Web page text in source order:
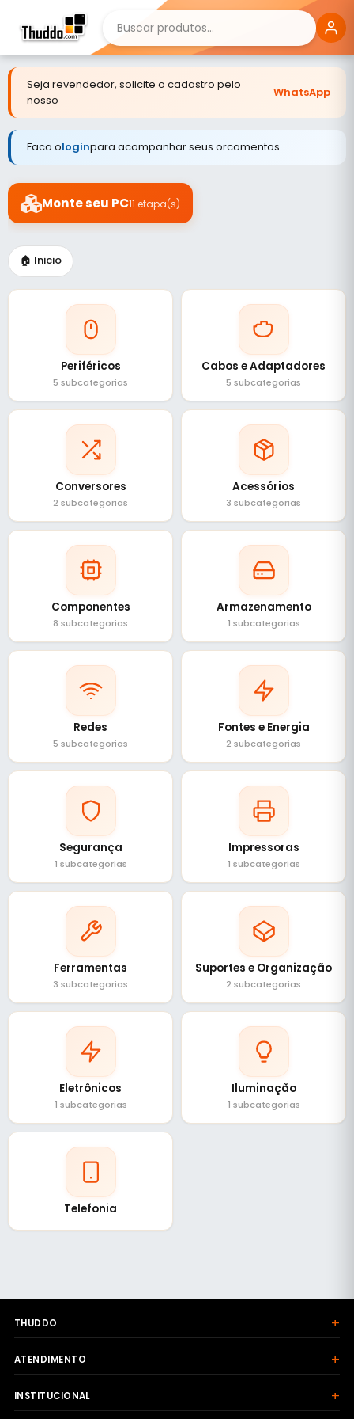
Seja revendedor, solicite o cadastro pelo
nosso
WhatsApp
Faca ologinpara acompanhar seus orcamentos
Monte seu PC11 etapa(s)
🏠 Inicio
Periféricos
5 subcategorias
Cabos e Adaptadores
5 subcategorias
Conversores
2 subcategorias
Acessórios
3 subcategorias
Componentes
8 subcategorias
Armazenamento
1 subcategorias
Redes
5 subcategorias
Fontes e Energia
2 subcategorias
Segurança
1 subcategorias
Impressoras
1 subcategorias
Ferramentas
3 subcategorias
Suportes e Organização
2 subcategorias
Eletrônicos
1 subcategorias
Iluminação
1 subcategorias
Telefonia
THUDDO +
ATENDIMENTO +
INSTITUCIONAL +